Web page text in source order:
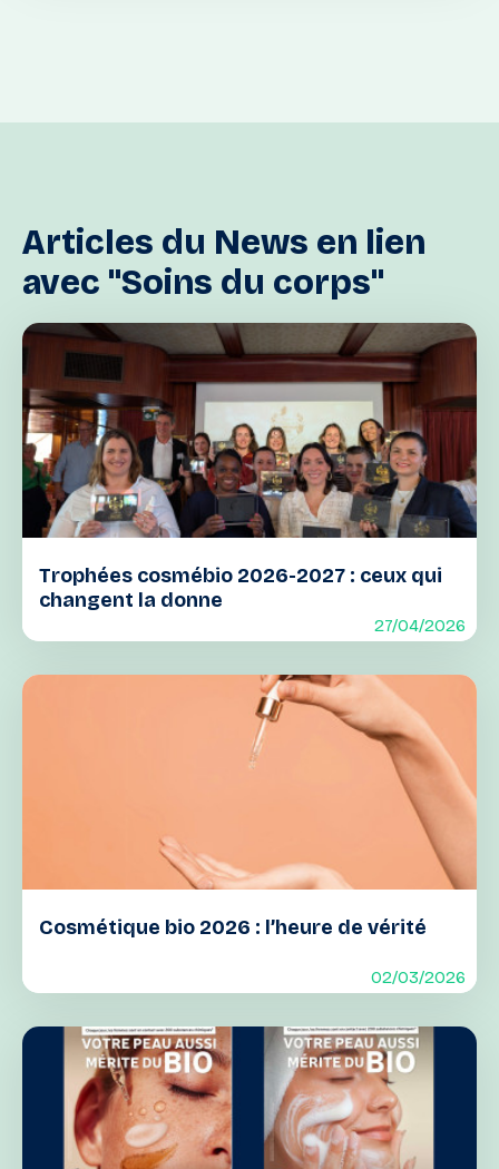
Articles du News en lien
avec "Soins du corps"
Trophées cosmébio 2026-2027 : ceux qui
changent la donne
27/04/2026
Cosmétique bio 2026 : l’heure de vérité
02/03/2026